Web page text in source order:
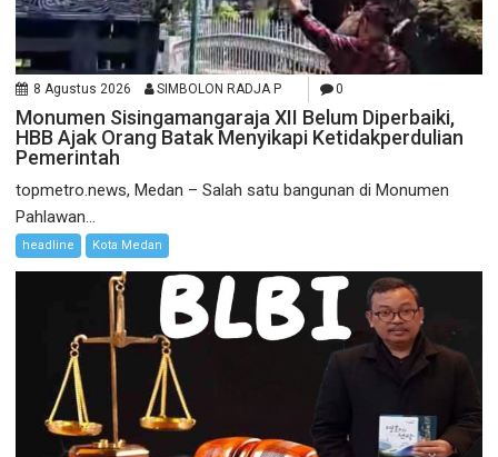
8 Agustus 2026 SIMBOLON RADJA P 0
Monumen Sisingamangaraja XII Belum Diperbaiki,
HBB Ajak Orang Batak Menyikapi Ketidakperdulian
Pemerintah
topmetro.news, Medan – Salah satu bangunan di Monumen
Pahlawan...
headline Kota Medan